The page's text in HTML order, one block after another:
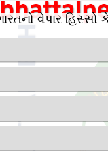
વેપાર